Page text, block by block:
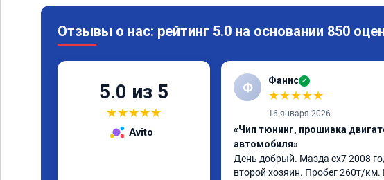
Отзывы о нас: рейтинг 5.0 на основании 850
5.0 из 5
★★★★★
Avito
Ф Фанис ✓
★★★★★
16 января 2026
«Чип тюнинг, прошивка
автомобиля»
День добрый. Мазда сх7 2008
второй хозяин. Пробег 260т/